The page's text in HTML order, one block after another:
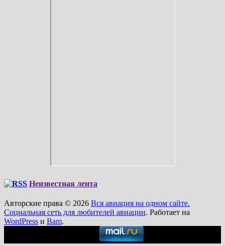
Неизвестная лента
Авторские права © 2026 Вся авиация на одном сайте.
Социальная сеть для любителей авиации. Работает на
WordPress и Bam.